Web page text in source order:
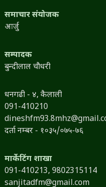
समाचार संयोजक
आर्जु
सम्पादक
बुन्दीलाल चौधरी
धनगढी - ४, कैलाली
091-410210
दर्ता नम्बर - १०३५/०७५-७६
मार्केटिंग शाखा
091-410213, 9802315114
sanjitadfm@gmail.com